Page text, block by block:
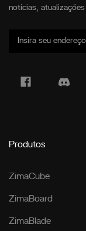
notícias,
Produtos
ZimaCube
ZimaBoard
ZimaBlade